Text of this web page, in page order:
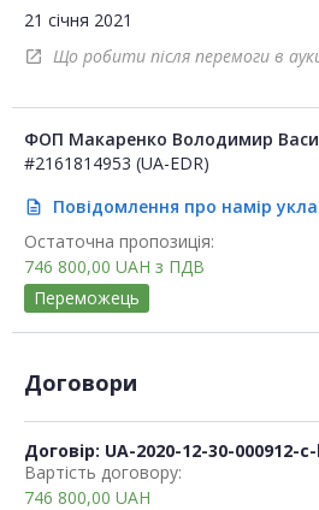
21 січня 2021
open_in_new Що робити після перемоги в
ФОП Макаренко Володимир
#2161814953 (UA-EDR)
description
Повідомлення про намір
Остаточна пропозиція:
746 800,00 UAH з ПДВ
Переможець
Договори
Договір: UA-2020-12-30-000912-
Вартість договору:
746 800,00 UAH